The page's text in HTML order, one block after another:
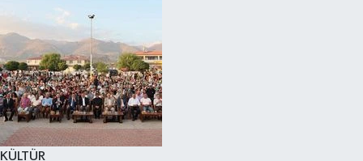
KÜLTÜR